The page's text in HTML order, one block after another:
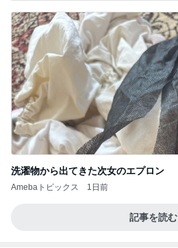
洗濯物から出てきた次女のエプロン
Amebaトピックス 1日前
記事を読む